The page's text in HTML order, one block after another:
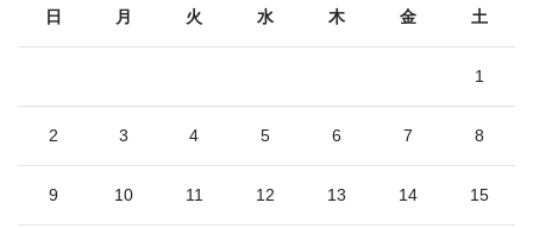
日 月 火 水 木 金 土
1
2 3 4 5 6 7 8
9 10 11 12 13 14 15